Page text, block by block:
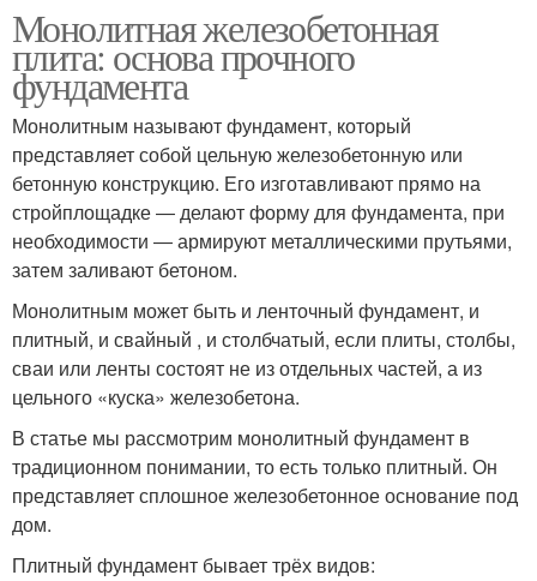
Монолитная железобетонная
плита: основа прочного
фундамента
Монолитным называют фундамент, который
представляет собой цельную железобетонную или
бетонную конструкцию. Его изготавливают прямо на
стройплощадке ― делают форму для фундамента, при
необходимости ― армируют металлическими прутьями,
затем заливают бетоном.
Монолитным может быть и ленточный фундамент, и
плитный, и свайный , и столбчатый, если плиты, столбы,
сваи или ленты состоят не из отдельных частей, а из
цельного «куска» железобетона.
В статье мы рассмотрим монолитный фундамент в
традиционном понимании, то есть только плитный. Он
представляет сплошное железобетонное основание под
дом.
Плитный фундамент бывает трёх видов: